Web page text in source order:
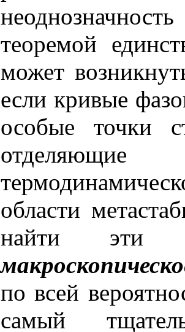
теоремой
может
если кривые
особые точки
области
найти эти
по всей
самый